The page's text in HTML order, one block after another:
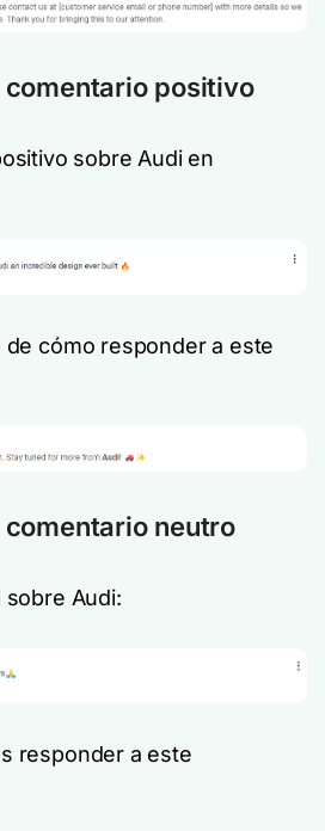
comentario positivo
sobre Audi en
de cómo responder a este
comentario neutro
sobre Audi:
responder a este